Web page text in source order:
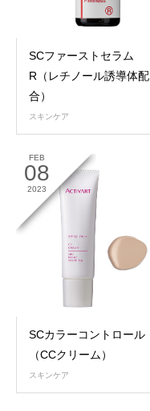
SCファーストセラム
R（レチノール誘導体配
合）
スキンケア
FEB
08
2023
SCカラーコントロール
（CCクリーム）
スキンケア